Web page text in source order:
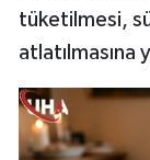
tüketilmesi,
atlatılmasına